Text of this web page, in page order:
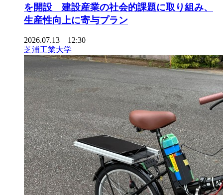
を開設 建設産業の社会的課題に取り組み、
生産性向上に寄与プラン
2026.07.13 12:30
芝浦工業大学